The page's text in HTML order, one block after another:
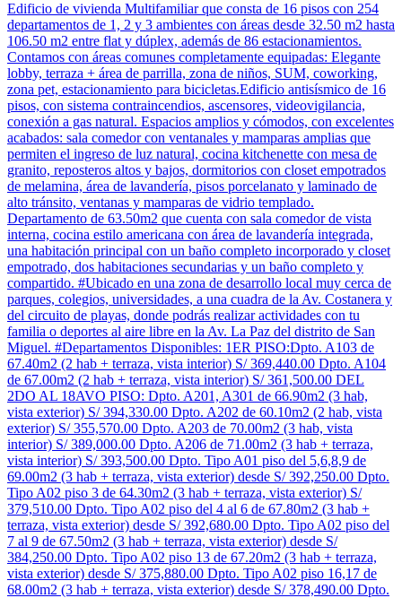
Edificio de vivienda Multifamiliar que consta de 16 pisos con 254
departamentos de 1, 2 y 3 ambientes con áreas desde 32.50 m2 hasta
106.50 m2 entre flat y dúplex, además de 86 estacionamientos.
Contamos con áreas comunes completamente equipadas: Elegante
lobby, terraza + área de parrilla, zona de niños, SUM, coworking,
zona pet, estacionamiento para bicicletas.Edificio antisísmico de 16
pisos, con sistema contraincendios, ascensores, videovigilancia,
conexión a gas natural. Espacios amplios y cómodos, con excelentes
acabados: sala comedor con ventanales y mamparas amplias que
permiten el ingreso de luz natural, cocina kitchenette con mesa de
granito, reposteros altos y bajos, dormitorios con closet empotrados
de melamina, área de lavandería, pisos porcelanato y laminado de
alto tránsito, ventanas y mamparas de vidrio templado.
Departamento de 63.50m2 que cuenta con sala comedor de vista
interna, cocina estilo americana con área de lavandería integrada,
una habitación principal con un baño completo incorporado y closet
empotrado, dos habitaciones secundarias y un baño completo y
compartido. #Ubicado en una zona de desarrollo local muy cerca de
parques, colegios, universidades, a una cuadra de la Av. Costanera y
del circuito de playas, donde podrás realizar actividades con tu
familia o deportes al aire libre en la Av. La Paz del distrito de San
Miguel. #Departamentos Disponibles: 1ER PISO:Dpto. A103 de
67.40m2 (2 hab + terraza, vista interior) S/ 369,440.00 Dpto. A104
de 67.00m2 (2 hab + terraza, vista interior) S/ 361,500.00 DEL
2DO AL 18AVO PISO: Dpto. A201, A301 de 66.90m2 (3 hab,
vista exterior) S/ 394,330.00 Dpto. A202 de 60.10m2 (2 hab, vista
exterior) S/ 355,570.00 Dpto. A203 de 70.00m2 (3 hab, vista
interior) S/ 389,000.00 Dpto. A206 de 71.00m2 (3 hab + terraza,
vista interior) S/ 393,500.00 Dpto. Tipo A01 piso del 5,6,8,9 de
69.00m2 (3 hab + terraza, vista exterior) desde S/ 392,250.00 Dpto.
Tipo A02 piso 3 de 64.30m2 (3 hab + terraza, vista exterior) S/
379,510.00 Dpto. Tipo A02 piso del 4 al 6 de 67.80m2 (3 hab +
terraza, vista exterior) desde S/ 392,680.00 Dpto. Tipo A02 piso del
7 al 9 de 67.50m2 (3 hab + terraza, vista exterior) desde S/
384,250.00 Dpto. Tipo A02 piso 13 de 67.20m2 (3 hab + terraza,
vista exterior) desde S/ 375,880.00 Dpto. Tipo A02 piso 16,17 de
68.00m2 (3 hab + terraza, vista exterior) desde S/ 378,490.00 Dpto.